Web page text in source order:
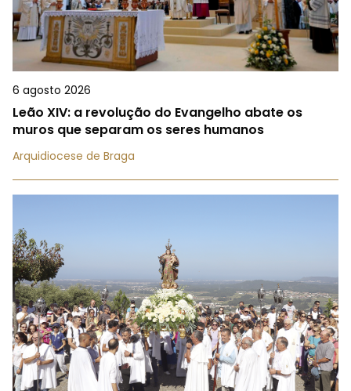
6 agosto 2026
Leão XIV: a revolução do Evangelho abate os
muros que separam os seres humanos
Arquidiocese de Braga